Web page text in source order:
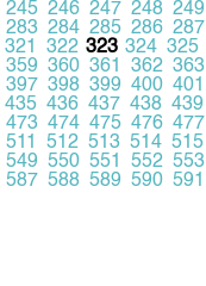
245 246 247 248 249
283 284 285 286 287
321 322 323 324 325
359 360 361 362 363
397 398 399 400 401
435 436 437 438 439
473 474 475 476 477
511 512 513 514 515
549 550 551 552 553
587 588 589 590 591